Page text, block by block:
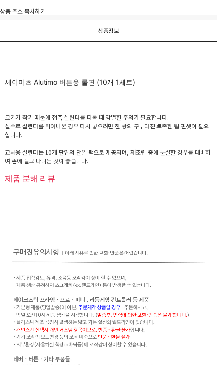
상품 주소 복사하기
상품정보
세이미츠 Alutimo 버튼용 롤핀 (10개 1세트)
크기가 작기 때문에 접촉 실린더를 다룰 때 각별한 주의가 필요합니다.
실수로 실린더를 튀어나온 경우 다시 넣으려면 한 쌍의 구부러진 뾰족한 팁 핀셋이 필요
합니다.
교체용 실린더는 10개 단위의 단일 팩으로 제공되며, 재조립 중에 분실할 경우를 대비하
여 손에 들고 다니는 것이 좋습니다.
제품 분해 리뷰